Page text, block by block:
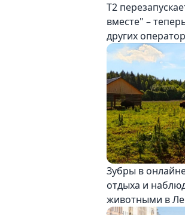
Т2
вместе" –
других
Зубры в
отдыха и
животными в